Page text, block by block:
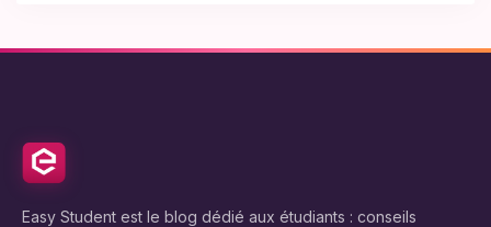
Easy Student est le blog dédié aux étudiants : conseils